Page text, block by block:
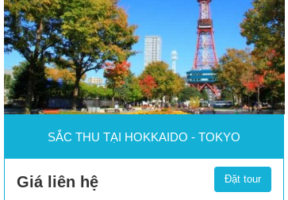
SẮC THU TẠI HOKKAIDO - TOKYO
Giá liên hệ Đặt tour